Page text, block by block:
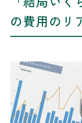
の費用のリ